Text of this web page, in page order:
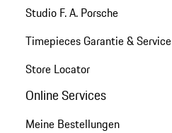
Studio F. A. Porsche
Timepieces Garantie & Service
Store Locator
Online Services
Meine Bestellungen